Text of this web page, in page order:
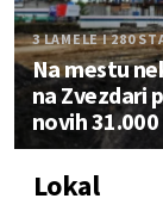
3 LAMELE I 280
Na mestu
na Zvezdari
novih
Lokal